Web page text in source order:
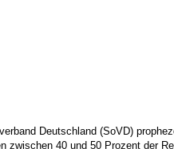
Deutschland (SoVD)
40 und 50 Prozent der